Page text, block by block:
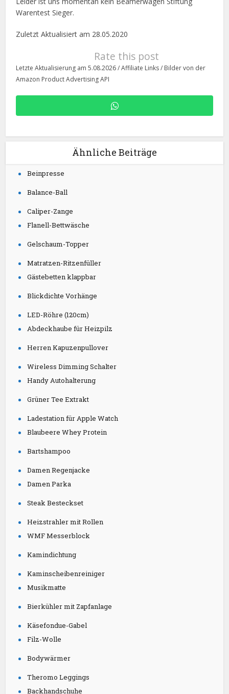
Warentest Sieger.
Zuletzt Aktualisiert am 28.05.2020
Rate this post
Letzte Aktualisierung am 5.08.2026 / Affiliate Links / Bilder von der
Amazon Product Advertising API
Ähnliche Beiträge
Beinpresse
Balance-Ball
Caliper-Zange
Flanell-Bettwäsche
Gelschaum-Topper
Matratzen-Ritzenfüller
Gästebetten klappbar
Blickdichte Vorhänge
LED-Röhre (120cm)
Abdeckhaube für Heizpilz
Herren Kapuzenpullover
Wireless Dimming Schalter
Handy Autohalterung
Grüner Tee Extrakt
Ladestation für Apple Watch
Blaubeere Whey Protein
Bartshampoo
Damen Regenjacke
Damen Parka
Steak Besteckset
Heizstrahler mit Rollen
WMF Messerblock
Kamindichtung
Kaminscheibenreiniger
Musikmatte
Bierkühler mit Zapfanlage
Käsefondue-Gabel
Filz-Wolle
Bodywärmer
Theromo Leggings
Backhandschuhe